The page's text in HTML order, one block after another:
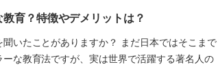
育？特徴やデメリットは？
いたことがありますか？ まだ日本ではそこまで
な教育法ですが、実は世界で活躍する著名人の